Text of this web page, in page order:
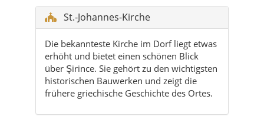
St.-Johannes-Kirche
Die bekannteste Kirche im Dorf liegt etwas
erhöht und bietet einen schönen Blick
über Şirince. Sie gehört zu den wichtigsten
historischen Bauwerken und zeigt die
frühere griechische Geschichte des Ortes.